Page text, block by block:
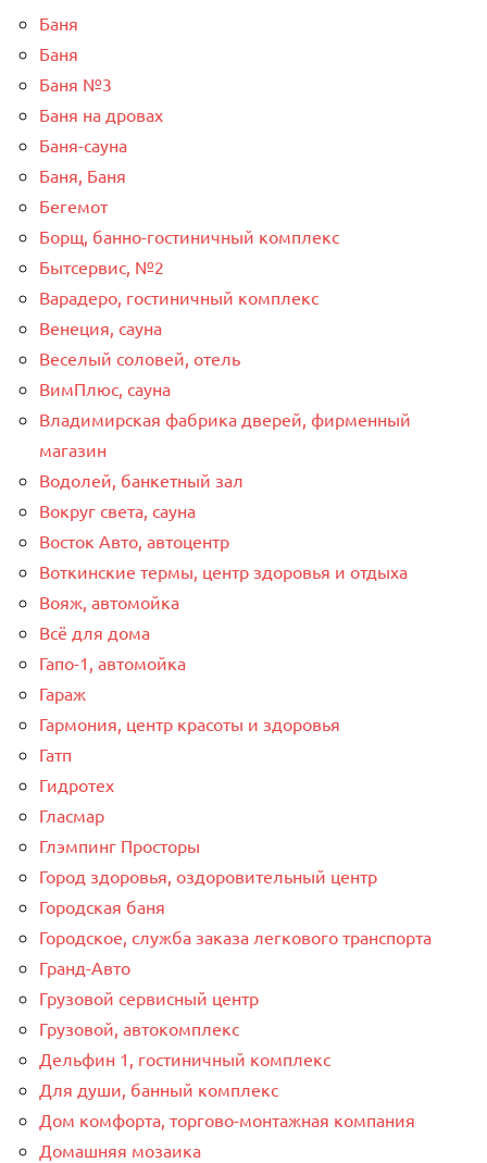
Баня
Баня
Баня №3
Баня на дровах
Баня-сауна
Баня, Баня
Бегемот
Борщ, банно-гостиничный комплекс
Бытсервис, №2
Варадеро, гостиничный комплекс
Венеция, сауна
Веселый соловей, отель
ВимПлюс, сауна
Владимирская фабрика дверей, фирменный
магазин
Водолей, банкетный зал
Вокруг света, сауна
Восток Авто, автоцентр
Воткинские термы, центр здоровья и отдыха
Вояж, автомойка
Всё для дома
Гапо-1, автомойка
Гараж
Гармония, центр красоты и здоровья
Гатп
Гидротех
Гласмар
Глэмпинг Просторы
Город здоровья, оздоровительный центр
Городская баня
Городское, служба заказа легкового транспорта
Гранд-Авто
Грузовой сервисный центр
Грузовой, автокомплекс
Дельфин 1, гостиничный комплекс
Для души, банный комплекс
Дом комфорта, торгово-монтажная компания
Домашняя мозаика